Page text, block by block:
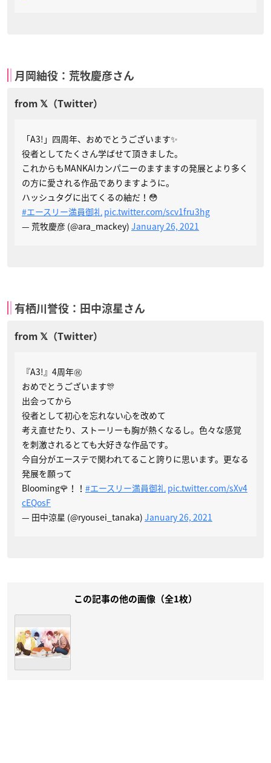
月岡紬役：荒牧慶彦さん
「A3!」四周年、おめでとうございます✨
役者としてたくさん学ばせて頂きました。
これからもMANKAIカンパニーのますますの発展とより多く
の方に愛される作品でありますように。
ハッシュタグに出てくるの紬だ！😳
#エースリー満員御礼 pic.twitter.com/scv1fru3hg
— 荒牧慶彦 (@ara_mackey) January 26, 2021
有栖川誉役：田中涼星さん
『A3!』4周年㊗️
おめでとうございます🎊
出会ってから
役者として初心を忘れない心を改めて
考え直せたり、ストーリーも胸が熱くなるし。色々な感覚
を刺激されるとても大好きな作品です。
今自分がエーステで関われてること誇りに思います。更なる
発展を願って
Blooming🌹！！ #エースリー満員御礼 pic.twitter.com/sXv4
cEQosF
— 田中涼星 (@ryousei_tanaka) January 26, 2021
この記事の他の画像（全1枚）